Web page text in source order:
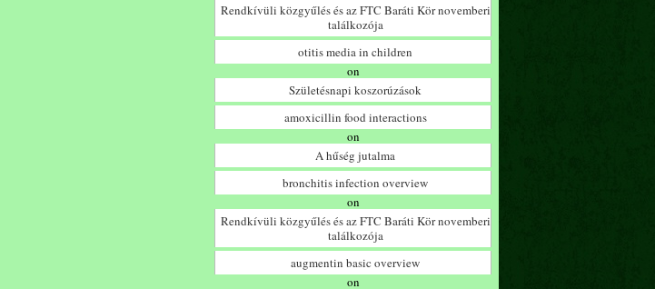
Rendkívüli közgyűlés és az FTC Baráti Kör novemberi
találkozója
otitis media in children
on
Születésnapi koszorúzások
amoxicillin food interactions
on
A hűség jutalma
bronchitis infection overview
on
Rendkívüli közgyűlés és az FTC Baráti Kör novemberi
találkozója
augmentin basic overview
on